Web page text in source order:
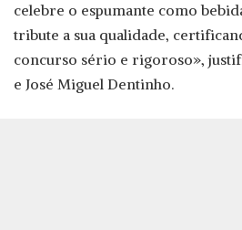
celebre o espumante como
tribute a sua qualidade,
concurso sério e rigoroso»,
e José Miguel Dentinho.